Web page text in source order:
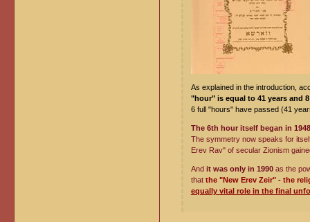
As explained in the introduction,
"hour" is equal to 41 years and
6 full "hours" have passed (41
The 6th hour itself began in
The symmetry now speaks for
Erev Rav" of secular Zionism
And it was only in 1990as the
that the "New Erev Zeir" - the
equally vital role in the final